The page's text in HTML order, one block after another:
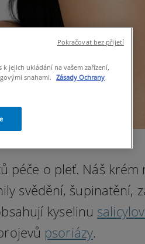
péče o pleť. Náš krém
svědění, šupinatění,
kyselinu
psoriázy.
jejich ukládání na vašem zařízení,
snahami. Zásady Ochrany
Pokračovat bez přijetí